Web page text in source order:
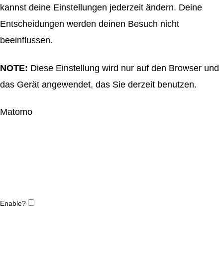
kannst deine Einstellungen jederzeit ändern. Deine
Entscheidungen werden deinen Besuch nicht
beeinflussen.
NOTE: Diese Einstellung wird nur auf den Browser und
das Gerät angewendet, das Sie derzeit benutzen.
Matomo
Enable?